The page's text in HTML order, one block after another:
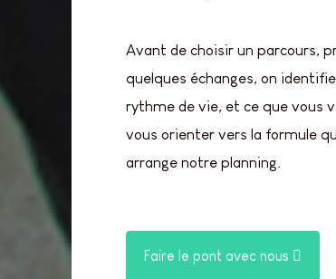
Avant de choisir un parcours,
quelques échanges, on
rythme de vie, et ce que vous
vous orienter vers la formule
arrange notre planning.
Faire le pont avec nous